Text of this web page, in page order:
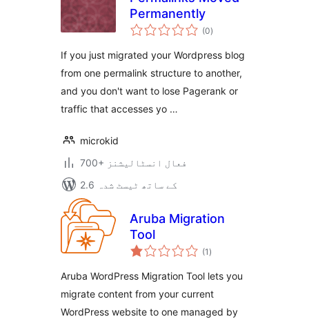
Permanently
(0مجموعی
درجہ
)
If you just migrated your Wordpress blog
from one permalink structure to another,
and you don't want to lose Pagerank or
traffic that accesses yo …
microkid
700+ فعال انسٹالیشنز
2.6 کے ساتھ ٹیسٹ شدہ
Aruba Migration
Tool
(1 مجموعی
درجہ
)
Aruba WordPress Migration Tool lets you
migrate content from your current
WordPress website to one managed by